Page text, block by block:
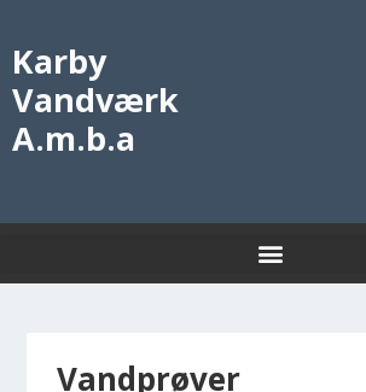
Karby
Vandværk
A.m.b.a
Vandprøver